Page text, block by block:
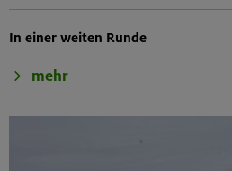
In einer weiten Runde
mehr